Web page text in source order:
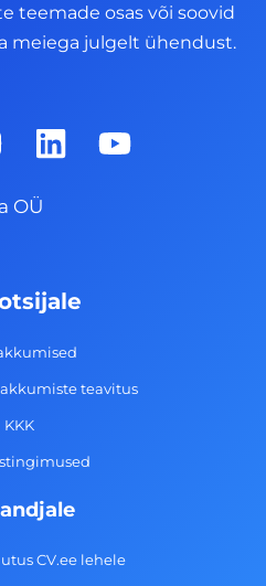
teemade osas või soovid
meiega julgelt ühendust.
L
i
d
i
n
Y
o
OÜ
teavitus
KKK
CV.ee lehele